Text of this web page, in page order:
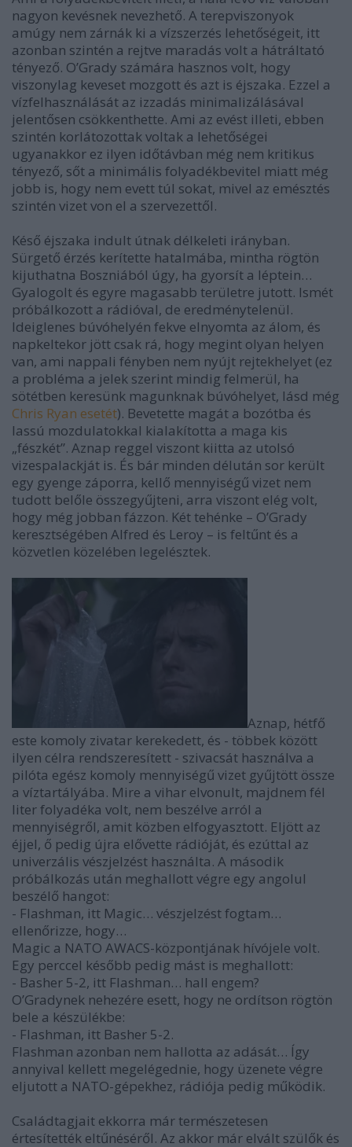
nagyon kevésnek nevezhető. A terepviszonyok
amúgy nem zárnák ki a vízszerzés lehetőségeit, itt
azonban szintén a rejtve maradás volt a hátráltató
tényező. O’Grady számára hasznos volt, hogy
viszonylag keveset mozgott és azt is éjszaka. Ezzel a
vízfelhasználását az izzadás minimalizálásával
jelentősen csökkenthette. Ami az evést illeti, ebben
szintén korlátozottak voltak a lehetőségei
ugyanakkor ez ilyen időtávban még nem kritikus
tényező, sőt a minimális folyadékbevitel miatt még
jobb is, hogy nem evett túl sokat, mivel az emésztés
szintén vizet von el a szervezettől.
Késő éjszaka indult útnak délkeleti irányban.
Sürgető érzés kerítette hatalmába, mintha rögtön
kijuthatna Boszniából úgy, ha gyorsít a léptein…
Gyalogolt és egyre magasabb területre jutott. Ismét
próbálkozott a rádióval, de eredménytelenül.
Ideiglenes búvóhelyén fekve elnyomta az álom, és
napkeltekor jött csak rá, hogy megint olyan helyen
van, ami nappali fényben nem nyújt rejtekhelyet (ez
a probléma a jelek szerint mindig felmerül, ha
sötétben keresünk magunknak búvóhelyet, lásd még
Chris Ryan esetét). Bevetette magát a bozótba és
lassú mozdulatokkal kialakította a maga kis
„fészkét”. Aznap reggel viszont kiitta az utolsó
vizespalackját is. És bár minden délután sor került
egy gyenge záporra, kellő mennyiségű vizet nem
tudott belőle összegyűjteni, arra viszont elég volt,
hogy még jobban fázzon. Két tehénke – O’Grady
keresztségében Alfred és Leroy – is feltűnt és a
közvetlen közelében legelésztek.
Aznap, hétfő
este komoly zivatar kerekedett, és - többek között
ilyen célra rendszeresített - szivacsát használva a
pilóta egész komoly mennyiségű vizet gyűjtött össze
a víztartályába. Mire a vihar elvonult, majdnem fél
liter folyadéka volt, nem beszélve arról a
mennyiségről, amit közben elfogyasztott. Eljött az
éjjel, ő pedig újra elővette rádióját, és ezúttal az
univerzális vészjelzést használta. A második
próbálkozás után meghallott végre egy angolul
beszélő hangot:
- Flashman, itt Magic… vészjelzést fogtam…
ellenőrizze, hogy…
Magic a NATO AWACS-központjának hívójele volt.
Egy perccel később pedig mást is meghallott:
- Basher 5-2, itt Flashman… hall engem?
O’Gradynek nehezére esett, hogy ne ordítson rögtön
bele a készülékbe:
- Flashman, itt Basher 5-2.
Flashman azonban nem hallotta az adását… Így
annyival kellett megelégednie, hogy üzenete végre
eljutott a NATO-gépekhez, rádiója pedig működik.
Családtagjait ekkorra már természetesen
értesítették eltűnéséről. Az akkor már elvált szülők és